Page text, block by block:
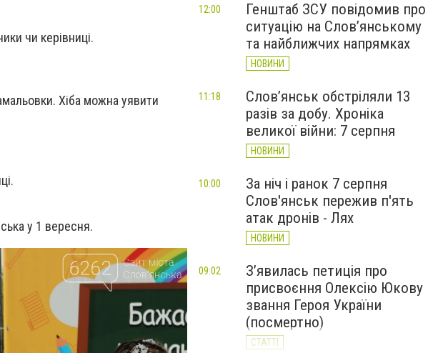
чи керівниці.
Хіба можна уявити
у 1 вересня.
Генштаб ЗСУ повідомив про
ситуацію на Слов’янському
та найближчих напрямках
НОВИНИ
12:00
Слов’янськ обстріляли 13
разів за добу. Хроніка
великої війни: 7 серпня
НОВИНИ
11:18
За ніч і ранок 7 серпня
Слов'янськ пережив п'ять
атак дронів - Лях
НОВИНИ
10:00
З’явилась петиція про
присвоєння Олексію Юкову
звання Героя України
(посмертно)
СТАТТІ
09:02